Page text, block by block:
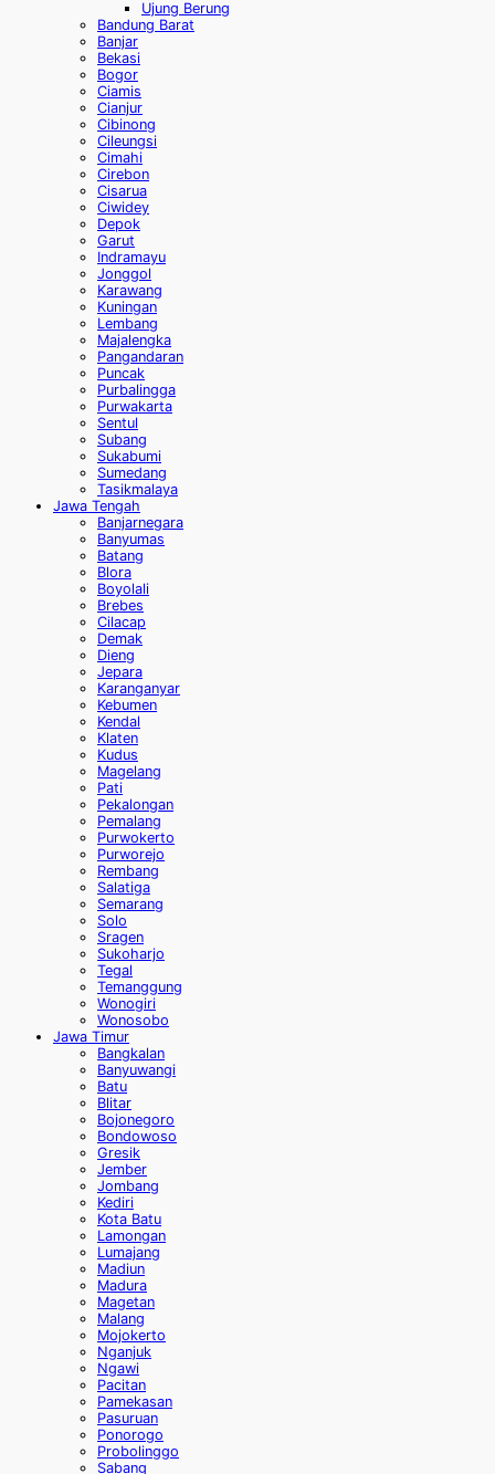
Ujung Berung
Bandung Barat
Banjar
Bekasi
Bogor
Ciamis
Cianjur
Cibinong
Cileungsi
Cimahi
Cirebon
Cisarua
Ciwidey
Depok
Garut
Indramayu
Jonggol
Karawang
Kuningan
Lembang
Majalengka
Pangandaran
Puncak
Purbalingga
Purwakarta
Sentul
Subang
Sukabumi
Sumedang
Tasikmalaya
Jawa Tengah
Banjarnegara
Banyumas
Batang
Blora
Boyolali
Brebes
Cilacap
Demak
Dieng
Jepara
Karanganyar
Kebumen
Kendal
Klaten
Kudus
Magelang
Pati
Pekalongan
Pemalang
Purwokerto
Purworejo
Rembang
Salatiga
Semarang
Solo
Sragen
Sukoharjo
Tegal
Temanggung
Wonogiri
Wonosobo
Jawa Timur
Bangkalan
Banyuwangi
Batu
Blitar
Bojonegoro
Bondowoso
Gresik
Jember
Jombang
Kediri
Kota Batu
Lamongan
Lumajang
Madiun
Madura
Magetan
Malang
Mojokerto
Nganjuk
Ngawi
Pacitan
Pamekasan
Pasuruan
Ponorogo
Probolinggo
Sabang